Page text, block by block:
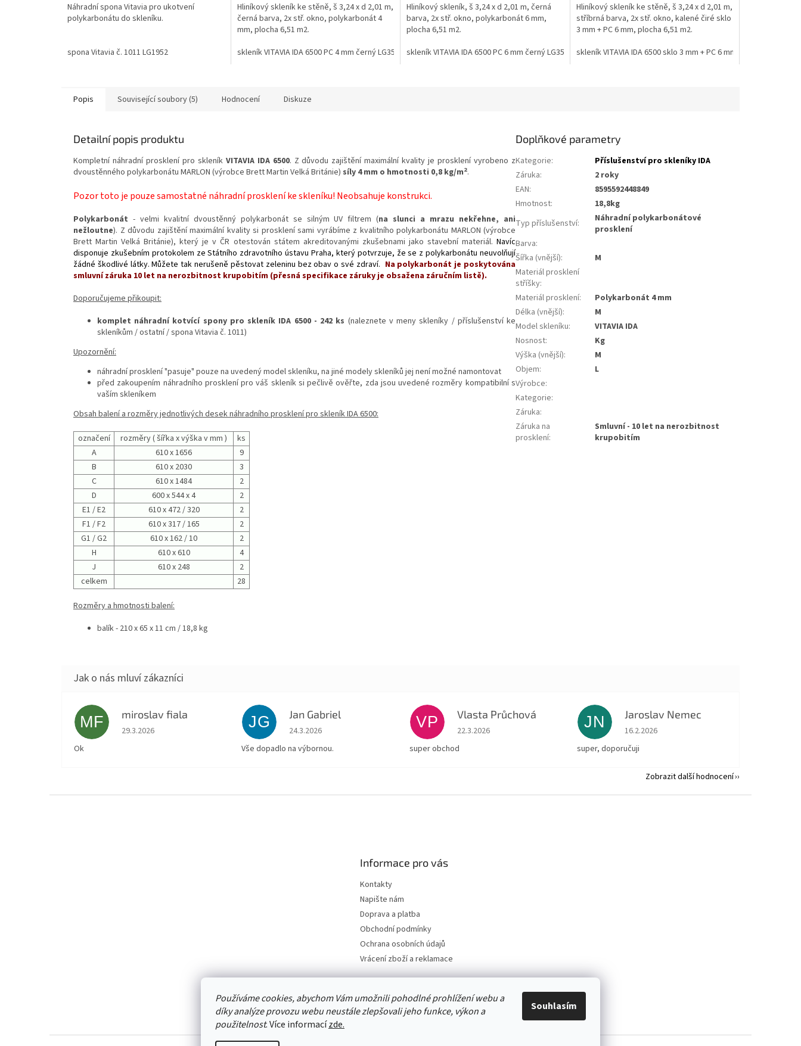
Používáme cookies, abychom Vám umožnili pohodlné prohlížení webu a
díky analýze provozu webu neustále zlepšovali jeho funkce, výkon a
použitelnost. Více informacízde.
Souhlasím
Náhradní spona Vitavia pro ukotvení
polykarbonátu do skleníku.
spona Vitavia č. 1011 LG1952
Hliníkový skleník ke stěně, š 3,24 x d 2,01 m,
černá barva, 2x stř. okno, polykarbonát 4
mm, plocha 6,51 m2.
skleník VITAVIA IDA 6500 PC 4 mm černý LG3549
Hliníkový skleník, š 3,24 x d 2,01 m, černá
barva, 2x stř. okno, polykarbonát 6 mm,
plocha 6,51 m2.
skleník VITAVIA IDA 6500 PC 6 mm černý LG3552
Hliníkový skleník ke stěně, š 3,24 x d 2,01 m,
stříbrná barva, 2x stř. okno, kalené čiré sklo
3 mm + PC 6 mm, plocha 6,51 m2.
skleník VITAVIA IDA 6500 sklo 3 mm + PC 6 mm stříbrný LG4645
Popis Související soubory (5) Hodnocení Diskuze
Detailní popis produktu
Kompletní náhradní prosklení pro skleník VITAVIA IDA 6500. Z důvodu zajištění maximální kvality je prosklení vyrobeno z
dvoustěnného polykarbonátu MARLON (výrobce Brett Martin Velká Británie) síly 4 mm o hmotnosti 0,8 kg/m2.
Pozor toto je pouze samostatné náhradní prosklení ke skleníku! Neobsahuje konstrukci.
Polykarbonát - velmi kvalitní dvoustěnný polykarbonát se silným UV filtrem (na slunci a mrazu nekřehne, ani
nežloutne). Z důvodu zajištění maximální kvality si prosklení sami vyrábíme z kvalitního polykarbonátu MARLON (výrobce
Brett Martin Velká Británie), který je v ČR otestován státem akreditovanými zkušebnami jako stavební materiál.Navíc
disponuje zkušebním protokolem ze Státního zdravotního ústavu Praha, který potvrzuje, že se z polykarbonátu neuvolňují
žádné škodlivé látky. Můžete tak nerušeně pěstovat zeleninu bez obav o své zdraví. Na polykarbonát je poskytována
smluvní záruka 10 let na nerozbitnost krupobitím (přesná specifikace záruky je obsažena záručním listě).
Doporučujeme přikoupit:
komplet náhradní kotvící spony pro skleník IDA 6500 - 242 ks (naleznete v meny skleníky / příslušenství ke
skleníkům / ostatní / spona Vitavia č. 1011)
Upozornění:
náhradní prosklení "pasuje" pouze na uvedený model skleníku, na jiné modely skleníků jej není možné namontovat
před zakoupením náhradního prosklení pro váš skleník si pečlivě ověřte, zda jsou uvedené rozměry kompatibilní s
vaším skleníkem
Obsah balení a rozměry jednotlivých desek náhradního prosklení pro skleník IDA 6500:
označení rozměry ( šířka x výška v mm )
ks
A
610 x 1656
9
B
610 x 2030
3
C
610 x 1484
2
D
600 x 544 x 4
2
E1 / E2
610 x 472 / 320
2
F1 / F2
610 x 317 / 165
2
G1 / G2
610 x 162 / 10
2
H
610 x 610
4
J
610 x 248
2
celkem
28
Rozměry a hmotnosti balení:
balík - 210 x 65 x 11 cm / 18,8 kg
Doplňkové parametry
Kategorie:
Příslušenství pro skleníky IDA
Záruka:
2 roky
EAN:
8595592448849
Hmotnost:
18,8kg
Typ příslušenství:
náhradní polykarbonátové
prosklení
Barva:
Šířka (vnější):
m
Materiál prosklení
stříšky:
Materiál prosklení:
polykarbonát 4 mm
Délka (vnější):
m
Model skleníku:
VITAVIA IDA
Nosnost:
kg
Výška (vnější):
m
Objem:
L
Výrobce:
Kategorie:
Záruka:
Záruka na
prosklení:
smluvní - 10 let na nerozbitnost
krupobitím
MF miroslav fiala
Hodnocení obchodu je 5 z 5 hvězdiček.
29.3.2026
Ok
JG Jan Gabriel
Hodnocení obchodu je 5 z 5 hvězdiček.
24.3.2026
Vše dopadlo na výbornou.
VP Vlasta Průchová
Hodnocení obchodu je 5 z 5 hvězdiček.
22.3.2026
super obchod
JN Jaroslav Nemec
Hodnocení obchodu je 5 z 5 hvězdiček.
16.2.2026
super, doporučuji
Zobrazit další hodnocení
Informace pro vás
Kontakty
Napište nám
Doprava a platba
Obchodní podmínky
Ochrana osobních údajů
Vrácení zboží a reklamace